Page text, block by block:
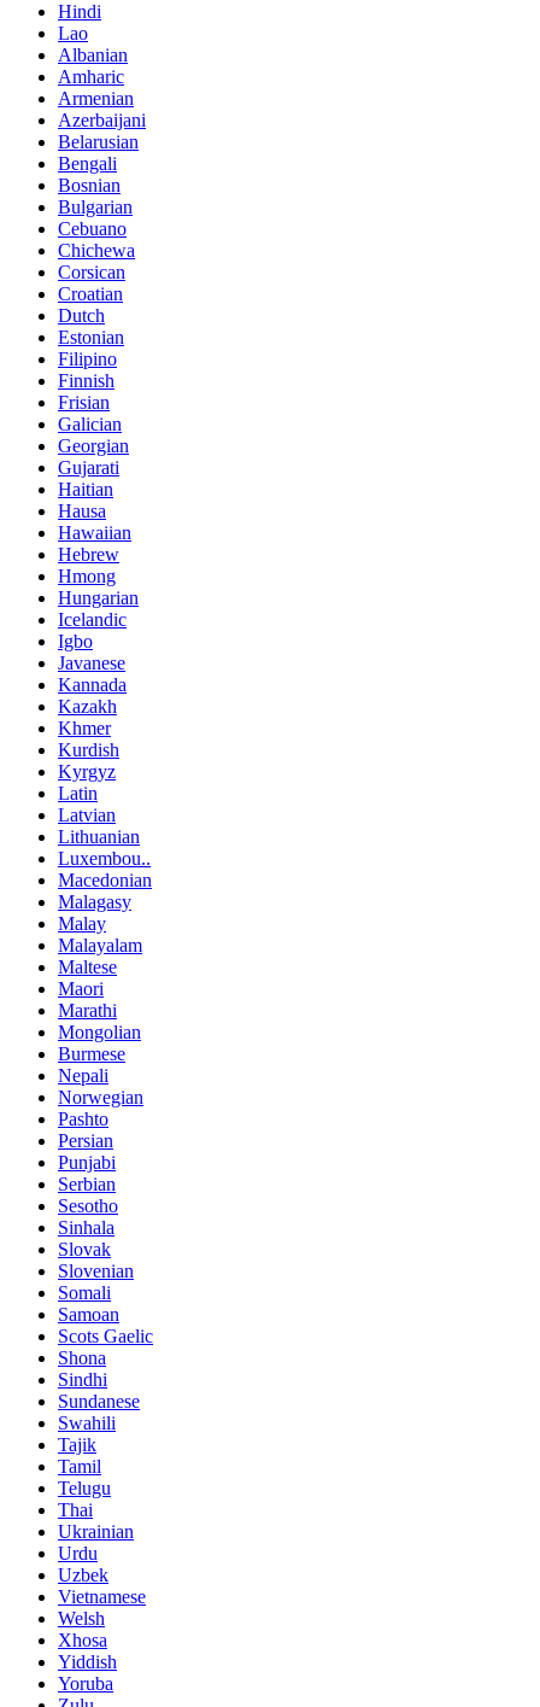
Hindi
Lao
Albanian
Amharic
Armenian
Azerbaijani
Belarusian
Bengali
Bosnian
Bulgarian
Cebuano
Chichewa
Corsican
Croatian
Dutch
Estonian
Filipino
Finnish
Frisian
Galician
Georgian
Gujarati
Haitian
Hausa
Hawaiian
Hebrew
Hmong
Hungarian
Icelandic
Igbo
Javanese
Kannada
Kazakh
Khmer
Kurdish
Kyrgyz
Latin
Latvian
Lithuanian
Luxembou..
Macedonian
Malagasy
Malay
Malayalam
Maltese
Maori
Marathi
Mongolian
Burmese
Nepali
Norwegian
Pashto
Persian
Punjabi
Serbian
Sesotho
Sinhala
Slovak
Slovenian
Somali
Samoan
Scots Gaelic
Shona
Sindhi
Sundanese
Swahili
Tajik
Tamil
Telugu
Thai
Ukrainian
Urdu
Uzbek
Vietnamese
Welsh
Xhosa
Yiddish
Yoruba